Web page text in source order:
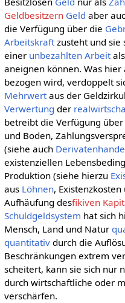
Geldbesitzern Geld aber
die Verfügung über die
Arbeitskraftzusteht und sie
einer unbezahlten Arbeitals
aneignen können. Was
bezogen wird, verdoppelt
Mehrwertaus der
Verwertung der
betreibt die Verfügung über
und Boden,
(siehe auch
existenziellen
Produktion (siehe hierzu
aus Löhnen,
Aufhäufung desfikiven
Schuldgeldsystem hat sich
Mensch, Land und Natur
quantitativdurch die
Beschränkungen extrem
scheitert, kann sie sich nur
durch wirtschaftliche oder
verschärfen.